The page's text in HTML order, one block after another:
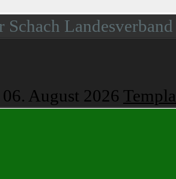
Landesverband
August 2026